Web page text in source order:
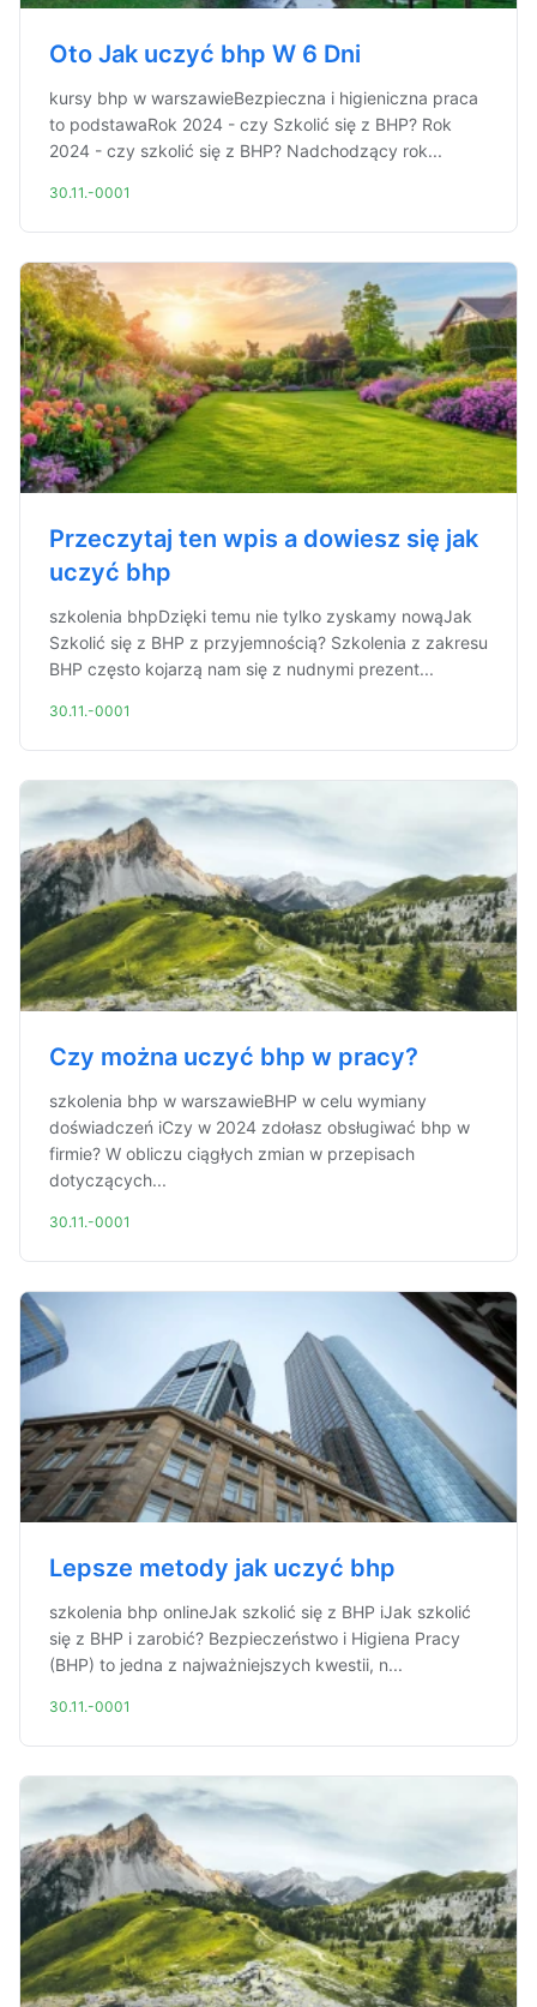
Oto Jak uczyć bhp W 6 Dni
kursy bhp w warszawieBezpieczna i higieniczna praca
to podstawaRok 2024 - czy Szkolić się z BHP? Rok
2024 - czy szkolić się z BHP? Nadchodzący rok...
30.11.-0001
Przeczytaj ten wpis a dowiesz się jak
uczyć bhp
szkolenia bhpDzięki temu nie tylko zyskamy nowąJak
Szkolić się z BHP z przyjemnością? Szkolenia z zakresu
BHP często kojarzą nam się z nudnymi prezent...
30.11.-0001
Czy można uczyć bhp w pracy?
szkolenia bhp w warszawieBHP w celu wymiany
doświadczeń iCzy w 2024 zdołasz obsługiwać bhp w
firmie? W obliczu ciągłych zmian w przepisach
dotyczących...
30.11.-0001
Lepsze metody jak uczyć bhp
szkolenia bhp onlineJak szkolić się z BHP iJak szkolić
się z BHP i zarobić? Bezpieczeństwo i Higiena Pracy
(BHP) to jedna z najważniejszych kwestii, n...
30.11.-0001